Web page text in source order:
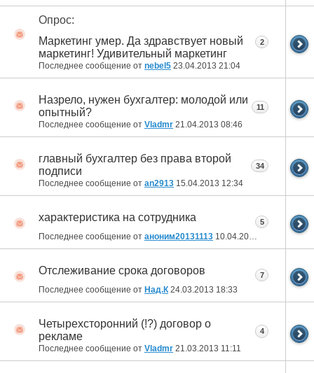
Опрос:
Маркетинг умер. Да здравствует новый
маркетинг! Удивительный маркетинг
Последнее сообщение от nebel5 23.04.2013 21:04
2
Назрело, нужен бухгалтер: молодой или
опытный?
Последнее сообщение от Vladmr 21.04.2013 08:46
11
главный бухгалтер без права второй
подписи
Последнее сообщение от an2913 15.04.2013 12:34
34
характеристика на сотрудника
Последнее сообщение от аноним20131113 10.04.2013
5
Отслеживание срока договоров
Последнее сообщение от Над.К 24.03.2013 18:33
7
Четырехсторонний (!?) договор о
рекламе
Последнее сообщение от Vladmr 21.03.2013 11:11
4